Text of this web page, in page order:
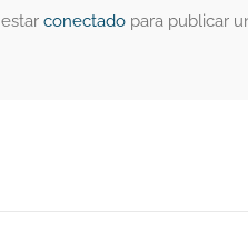
estarconectado para publicar